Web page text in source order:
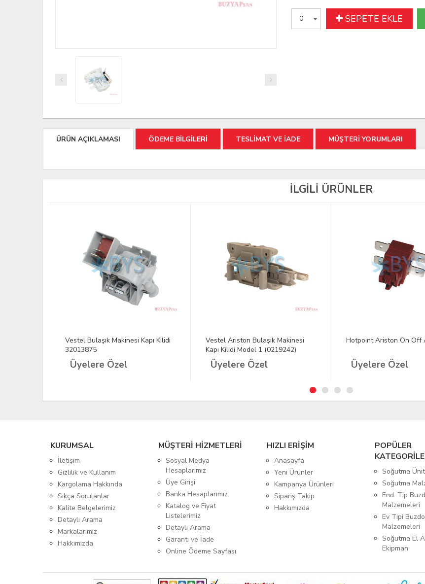
SEPETE EKLE
ÜRÜN AÇIKLAMASI ÖDEME BİLGİLERİ TESLİMAT VE İADE MÜŞTERİ YORUMLARI
İLGİLİ ÜRÜNLER
Vestel Bulaşık Makinesi Kapı Kilidi
32013875
Üyelere Özel
Vestel Ariston Bulaşık Makinesi
Kapı Kilidi Model 1 (0219242)
Üyelere Özel
Hotpoint Ariston On Off
Üyelere Özel
KURUMSAL
İletişim
Gizlilik ve Kullanım
Kargolama Hakkında
Sıkça Sorulanlar
Kalite Belgelerimiz
Detaylı Arama
Markalarımız
Hakkımızda
MÜŞTERİ HİZMETLERİ
Sosyal Medya
Hesaplarımız
Üye Girişi
Banka Hesaplarımız
Katalog ve Fiyat
Listelerimiz
Detaylı Arama
Garanti ve İade
Online Ödeme Sayfası
HIZLI ERİŞİM
Anasayfa
Yeni Ürünler
Kampanya Ürünleri
Sipariş Takip
Hakkımızda
POPÜLER
Soğutma
Soğutma
End. Tip
Malzemeleri
Ev Tipi
Malzemeleri
Soğutma El
Ekipman